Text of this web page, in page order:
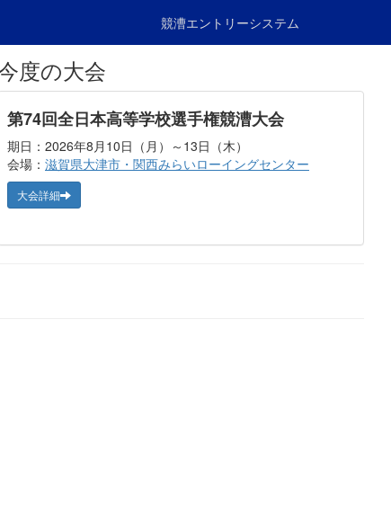
競漕エントリーシステム
度の大会
第74回全日本高等学校選手権競漕大会
期日：2026年8月10日（月）～13日（木）
会場： 滋賀県大津市・関西みらいローイングセンター
大会詳細